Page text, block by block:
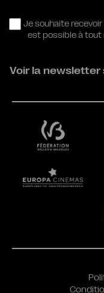
Je souhaite
est possible à tout
Voir la newsletter